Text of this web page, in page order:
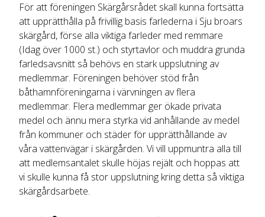
För att föreningen Skärgårsrådet skall kunna fortsätta
att upprätthålla på frivillig basis farlederna i Sju broars
skärgård, förse alla viktiga farleder med remmare
(Idag över 1000 st.) och styrtavlor och muddra grunda
farledsavsnitt så behövs en stark uppslutning av
medlemmar. Föreningen behöver stöd från
båthamnföreningarna i värvningen av flera
medlemmar. Flera medlemmar ger ökade privata
medel och ännu mera styrka vid anhållande av medel
från kommuner och städer för upprätthållande av
våra vattenvägar i skärgården. Vi vill uppmuntra alla till
att medlemsantalet skulle höjas rejält och hoppas att
vi skulle kunna få stor uppslutning kring detta så viktiga
skärgårdsarbete.